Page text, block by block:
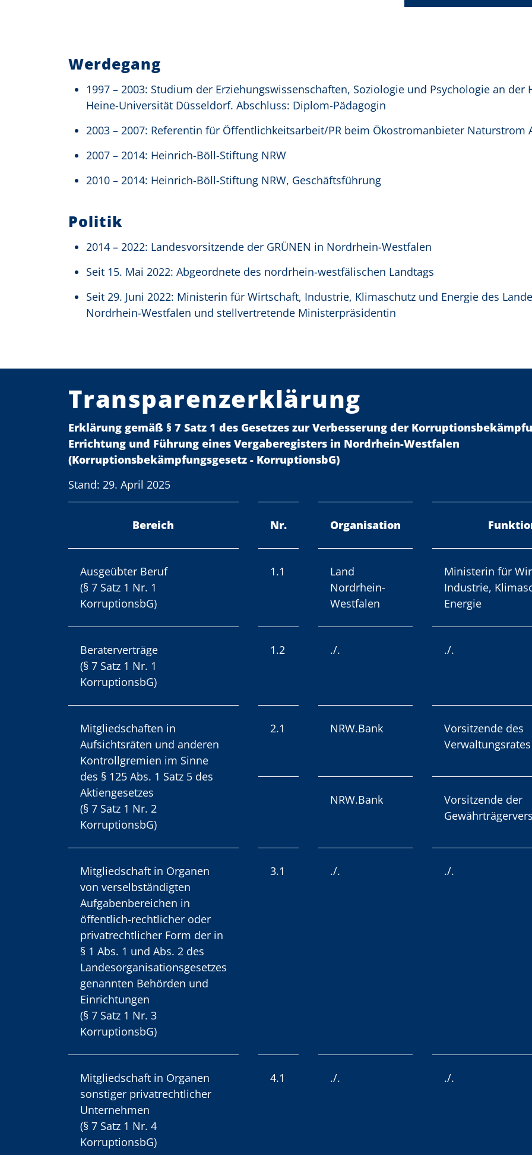
Werdegang
1997 – 2003: Studium der Erziehungswissenschaften, Soziologie und Psychologie an der
Heine-Universität Düsseldorf. Abschluss: Diplom-Pädagogin
2003 – 2007: Referentin für Öffentlichkeitsarbeit/PR beim Ökostromanbieter Naturstrom
2007 – 2014: Heinrich-Böll-Stiftung NRW
2010 – 2014: Heinrich-Böll-Stiftung NRW, Geschäftsführung
Politik
2014 – 2022: Landesvorsitzende der GRÜNEN in Nordrhein-Westfalen
Seit 15. Mai 2022: Abgeordnete des nordrhein-westfälischen Landtags
Seit 29. Juni 2022: Ministerin für Wirtschaft, Industrie, Klimaschutz und Energie des
Nordrhein-Westfalen und stellvertretende Ministerpräsidentin
Transparenzerklärung
Erklärung gemäß § 7 Satz 1 des Gesetzes zur Verbesserung der
Errichtung und Führung eines Vergaberegisters in Nordrhein-Westfalen
(Korruptionsbekämpfungsgesetz - KorruptionsbG)
Stand: 29. April 2025
Bereich Nr. Organisation
Ausgeübter Beruf
(§ 7 Satz 1 Nr. 1
KorruptionsbG)
1.1
Land
Nordrhein-
Westfalen
Ministerin für
Industrie,
Energie
Beraterverträge
(§ 7 Satz 1 Nr. 1
KorruptionsbG)
1.2 ./. ./.
Mitgliedschaften in
Aufsichtsräten und anderen
Kontrollgremien im Sinne
des § 125 Abs. 1 Satz 5 des
Aktiengesetzes
(§ 7 Satz 1 Nr. 2
KorruptionsbG)
2.1 NRW.Bank
Vorsitzende des
Verwaltungsrates
NRW.Bank
Vorsitzende der
Mitgliedschaft in Organen
von verselbständigten
Aufgabenbereichen in
öffentlich-rechtlicher oder
privatrechtlicher Form der in
§ 1 Abs. 1 und Abs. 2 des
Landesorganisationsgesetzes
genannten Behörden und
Einrichtungen
(§ 7 Satz 1 Nr. 3
KorruptionsbG)
3.1 ./. ./.
Mitgliedschaft in Organen
sonstiger privatrechtlicher
Unternehmen
(§ 7 Satz 1 Nr. 4
KorruptionsbG)
4.1 ./. ./.